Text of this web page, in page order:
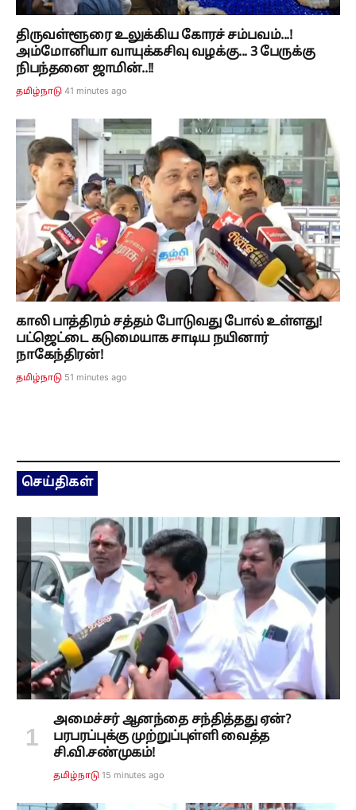
திருவள்ளூரை உலுக்கிய கோரச் சம்பவம்...!
அம்மோனியா வாயுக்கசிவு வழக்கு... 3 பேருக்கு
நிபந்தனை ஜாமின்..!!
தமிழ்நாடு 41 minutes ago
காலி பாத்திரம் சத்தம் போடுவது போல் உள்ளது!
பட்ஜெட்டை கடுமையாக சாடிய நயினார்
நாகேந்திரன்!
தமிழ்நாடு 51 minutes ago
செய்திகள்
அமைச்சர் ஆனந்தை சந்தித்தது ஏன்?
பரபரப்புக்கு முற்றுப்புள்ளி வைத்த
சி.வி.சண்முகம்!
தமிழ்நாடு 15 minutes ago